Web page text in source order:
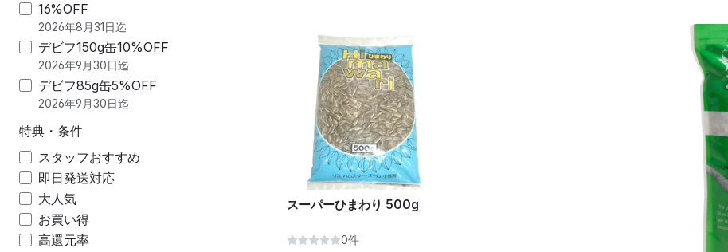
16%OFF
2026年8月31日迄
デビフ150g缶10%OFF
2026年9月30日迄
デビフ85g缶5%OFF
2026年9月30日迄
特典・条件
スタッフおすすめ
即日発送対応
大人気
お買い得
高還元率
スーパーひまわり 500g
0件